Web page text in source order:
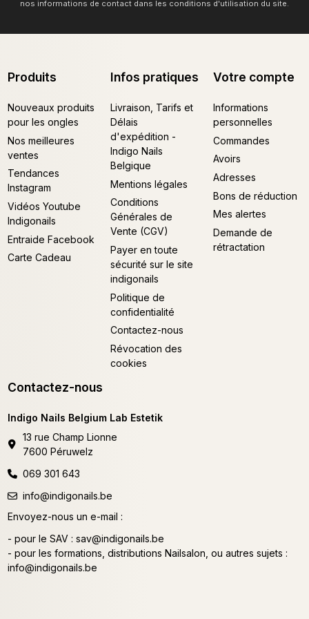
nos informations de contact dans les conditions d'utilisation du site.
Produits
Nouveaux produits
pour les ongles
Nos meilleures
ventes
Tendances
Instagram
Vidéos Youtube
Indigonails
Entraide Facebook
Carte Cadeau
Infos pratiques
Livraison, Tarifs et
Délais
d'expédition -
Indigo Nails
Belgique
Mentions légales
Conditions
Générales de
Vente (CGV)
Payer en toute
sécurité sur le site
indigonails
Politique de
confidentialité
Contactez-nous
Révocation des
cookies
Votre compte
Informations
personnelles
Commandes
Avoirs
Adresses
Bons de réduction
Mes alertes
Demande de
rétractation
Contactez-nous
Indigo Nails Belgium Lab Estetik
13 rue Champ Lionne
7600 Péruwelz
069 301 643
info@indigonails.be
Envoyez-nous un e-mail :
- pour le SAV : sav@indigonails.be
- pour les formations, distributions Nailsalon, ou autres sujets :
info@indigonails.be